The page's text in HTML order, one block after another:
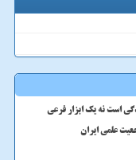
است نه یک ابزار فرعی
علمی ایران